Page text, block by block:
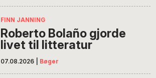
FINN JANNING
Roberto Bolaño gjorde
livet til litteratur
07.08.2026 Bøger